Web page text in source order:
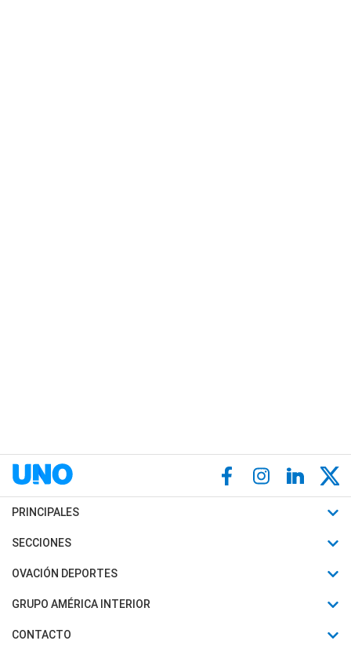
PRINCIPALES
Últimas Noticias
Política
Judiciales
SECCIONES
Horóscopo
Motores
OVACIÓN DEPORTES
Fútbol
Mundial
GRUPO AMÉRICA INTERIOR
Canal 7 en Vivo
CONTACTO